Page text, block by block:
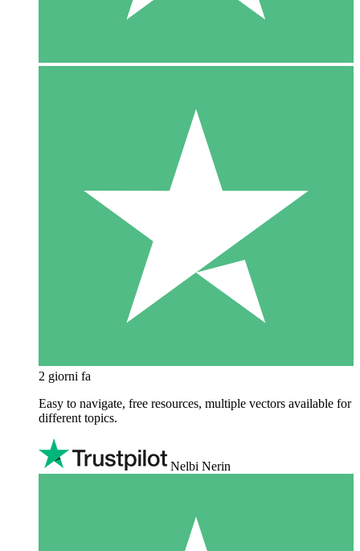
2 giorni fa
Easy to navigate, free resources, multiple vectors available for
different topics.
Nelbi Nerin